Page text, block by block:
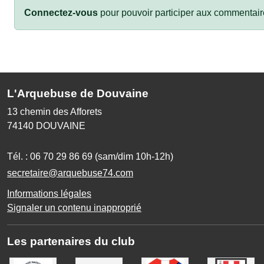
Connectez-vous pour pouvoir participer aux
L'Arquebuse de Douvaine
13 chemin des Afforets
74140 DOUVAINE
Tél. : 06 70 29 86 69 (sam/dim 10h-12h)
secretaire@arquebuse74.com
Informations légales
Signaler un contenu inapproprié
Les partenaires du club